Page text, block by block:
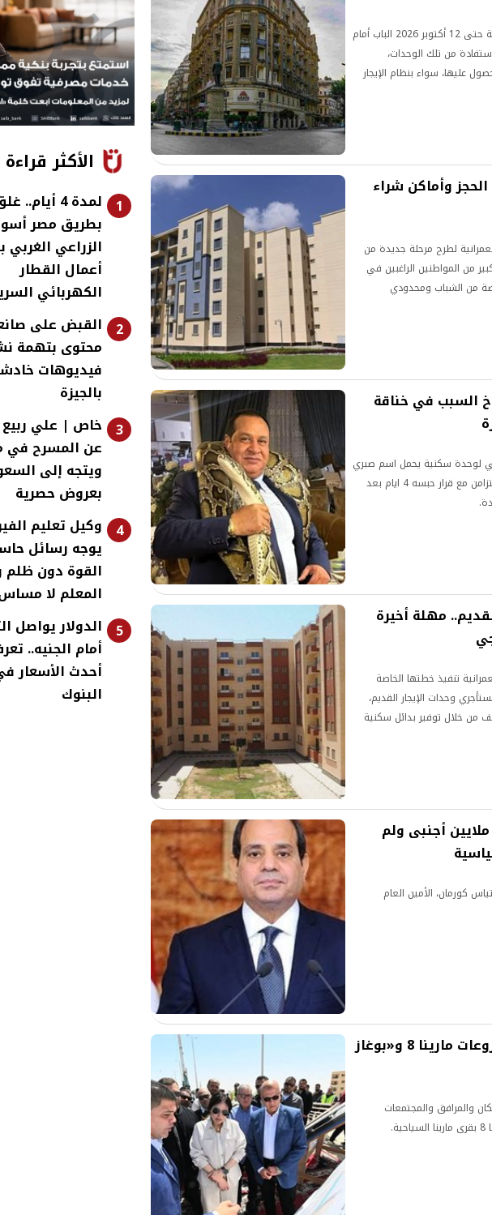
فتح قرار مد مهلة التقديم على الوحدات البديلة حتى 12 أكتوبر 2026 الباب أمام
من تلك الوحدات،
عليها، سواء بنظام الإيجار
9.. خطوات الحجز وأماكن شراء
لطرح مرحلة جديدة من
، وسط اهتمام كبير من المواطنين الراغبين في
من الشباب ومحدودي
السبب في خناقة
لوحدة سكنية يحمل اسم صبري
حلمي نخنوخ بصفته طرفًا أول (بائعًا)، وذلك بالتزامن مع قرار حبسه 4 ايام بعد
مهلة أخيرة
تنفيذ خطتها الخاصة
وحدات الإيجار القديم،
خلال توفير بدائل سكنية
الرئيس السيسي: نستضيف 10 ملايين أجنبى ولم
كورمان، الأمين العام
وزيرة الإسكان تتابع تنفيذ مشروعات مارينا 8 و«بوغاز
والمرافق والمجتمعات
الأكثر قراءة
1
لمدة 4
بطريق مصر
الزراعي
أعمال القطار
الكهربائي
2
القبض على
محتوى بتهمة
فيديوهات
بالجيزة
3 خاص | علي ربيع
عن المسرح في
ويتجه إلى
بعروض حصرية
4
وكيل تعليم
يوجه رسائل
القوة دون ظلم
المعلم لا
5
الدولار يواصل
أمام الجنيه..
أحدث الأسعار
البنوك